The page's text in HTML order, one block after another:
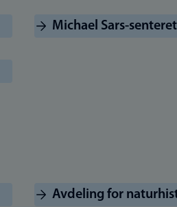
Michael Sars-senteret
Avdeling for